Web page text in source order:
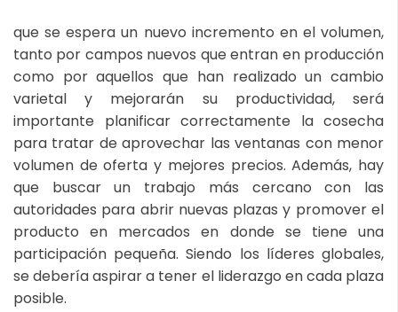
que se espera un nuevo incremento en el volumen,
tanto por campos nuevos que entran en producción
como por aquellos que han realizado un cambio
varietal y mejorarán su productividad, será
importante planificar correctamente la cosecha
para tratar de aprovechar las ventanas con menor
volumen de oferta y mejores precios. Además, hay
que buscar un trabajo más cercano con las
autoridades para abrir nuevas plazas y promover el
producto en mercados en donde se tiene una
participación pequeña. Siendo los líderes globales,
se debería aspirar a tener el liderazgo en cada plaza
posible.